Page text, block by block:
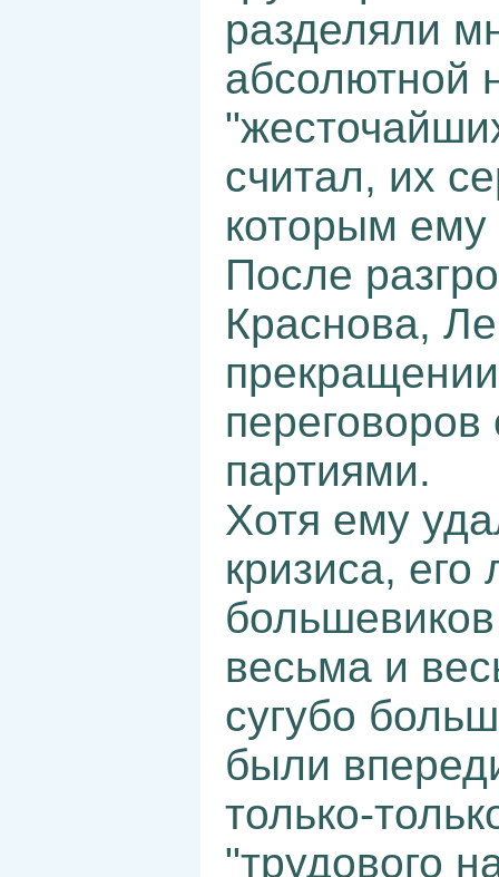
разделяли
абсолютной
считал, их
которым ему
После
Краснова,
партиями.
Хотя ему
кризиса, его
весьма и
сугубо
были
только-
"трудового